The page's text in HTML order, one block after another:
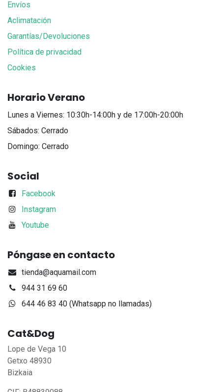
Envíos
Aclimatación
Garantías/Devoluciones
Política de privacidad
Cookies
Horario Verano
Lunes a Viernes: 10:30h-14:00h y de 17:00h-20:00h
Sábados: Cerrado
Domingo: Cerrado
Social
Facebook
Instagram
Youtube
Póngase en contacto
tienda@aquamail.com
944 31 69 60
644 46 83 40 (Whatsapp no llamadas)
Cat&Dog
Lope de Vega 10
Getxo 48930
Bizkaia